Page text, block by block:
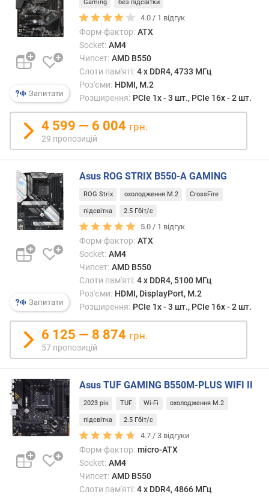
е
в
и
з
в
г
к
а
м
и
з
а
д
а
д
о
д
а
в
а
н
н
я
з
к
Запитати
Gaming без підсвітки
4.0 / 1 відгук
Форм-фактор: ATX
Socket: AM4
Чипсет: AMD B550
Слоти пам'яті: 4 х DDR4, 4733 МГц
Роз'єми: HDMI, M.2
Розширення: PCIe 1x - 3 шт., PCIe 16x - 2 шт.
4 599 — 6 004 грн.
29 пропозицій
Запитати
Asus ROG STRIX B550-A GAMING
ROG Strix охолодження M.2 CrossFire
підсвітка 2.5 Гбіт/с
5.0 / 1 відгук
Форм-фактор: ATX
Socket: AM4
Чипсет: AMD B550
Слоти пам'яті: 4 х DDR4, 5100 МГц
Роз'єми: HDMI, DisplayPort, M.2
Розширення: PCIe 1x - 3 шт., PCIe 16x - 2 шт.
6 125 — 8 874 грн.
57 пропозицій
Asus TUF GAMING B550M-PLUS WIFI II
2023 рік TUF Wi-Fi охолодження M.2
підсвітка 2.5 Гбіт/с
4.7 /3 відгуки
Форм-фактор: micro-ATX
Socket: AM4
Чипсет: AMD B550
Слоти пам'яті: 4 х DDR4, 4866 МГц